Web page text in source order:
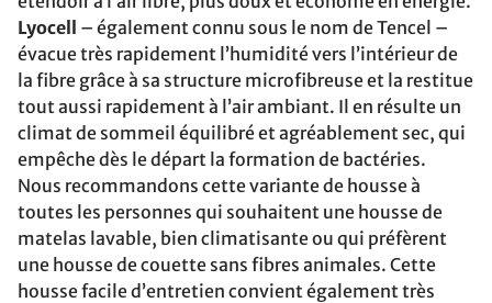
Lyocell
– également connu sous le nom de Tencel –
évacue très rapidement l’humidité vers l’intérieur de
la fibre grâce à sa structure microfibreuse et la restitue
tout aussi rapidement à l’air ambiant. Il en résulte un
climat de sommeil équilibré et agréablement sec, qui
empêche dès le départ la formation de bactéries.
Nous recommandons cette variante de housse à
toutes les personnes qui souhaitent une housse de
matelas lavable, bien climatisante ou qui préfèrent
une housse de couette sans fibres animales. Cette
housse facile d’entretien convient également très